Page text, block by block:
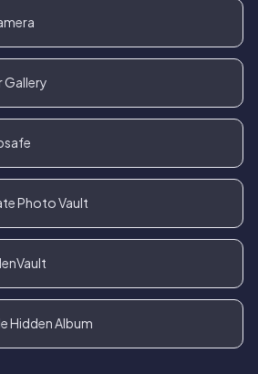
Gallery
Photo Vault
Hidden Album